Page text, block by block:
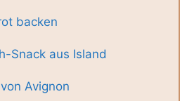
backen
Snack aus Island
Avignon